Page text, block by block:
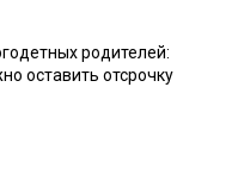
родителей:
оставить отсрочку